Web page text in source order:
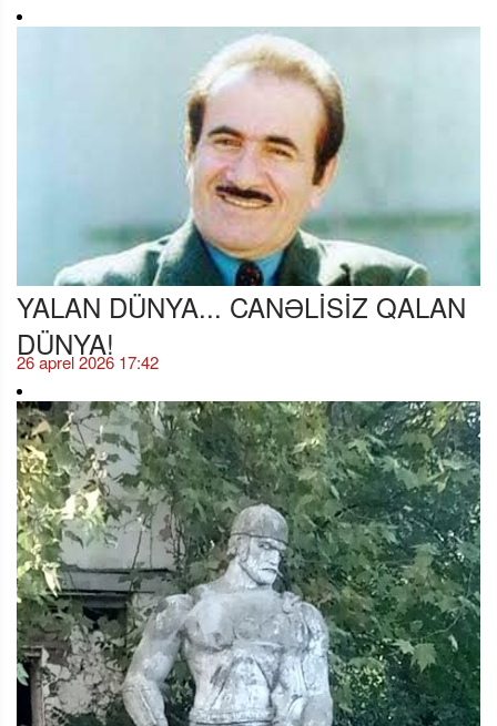
YALAN DÜNYA... CANƏLİSİZ QALAN
DÜNYA!
26 aprel 2026 17:42